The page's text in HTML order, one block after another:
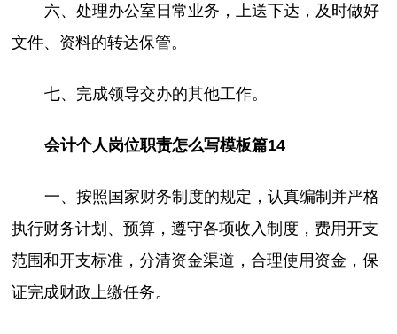
六、处理办公室日常业务，上送下达，及时做好
文件、资料的转达保管。
七、完成领导交办的其他工作。
会计个人岗位职责怎么写模板篇14
一、按照国家财务制度的规定，认真编制并严格
执行财务计划、预算，遵守各项收入制度，费用开支
范围和开支标准，分清资金渠道，合理使用资金，保
证完成财政上缴任务。